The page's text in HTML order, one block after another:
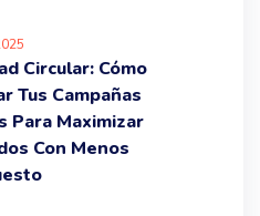
Circular: Cómo
Tus Campañas
Para Maximizar
Con Menos